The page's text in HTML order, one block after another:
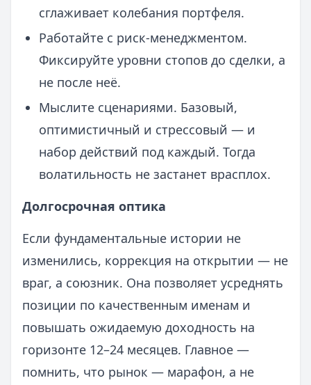
сглаживает колебания портфеля.
Работайте с риск-менеджментом.
Фиксируйте уровни стопов до сделки, а
не после неё.
Мыслите сценариями. Базовый,
оптимистичный и стрессовый — и
набор действий под каждый. Тогда
волатильность не застанет врасплох.
Долгосрочная оптика
Если фундаментальные истории не
изменились, коррекция на открытии — не
враг, а союзник. Она позволяет усреднять
позиции по качественным именам и
повышать ожидаемую доходность на
горизонте 12–24 месяцев. Главное —
помнить, что рынок — марафон, а не